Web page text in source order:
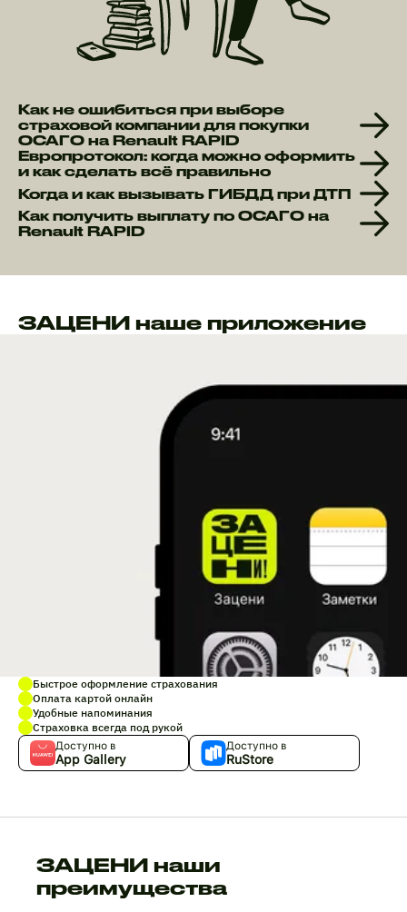
Как не ошибиться при выборе
страховой компании для покупки
ОСАГО на Renault RAPID
Европротокол: когда можно оформить
и как сделать всё правильно
Когда и как вызывать ГИБДД при ДТП
Как получить выплату по ОСАГО на
Renault RAPID
ЗАЦЕНИ наше приложение
Быстрое оформление страхования
Оплата картой онлайн
Удобные напоминания
Страховка всегда под рукой
Доступно в
App Gallery
Доступно в
RuStore
ЗАЦЕНИ наши
преимущества